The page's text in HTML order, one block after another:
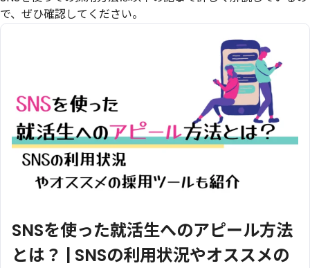
で、ぜひ確認してください。
SNSを使った就活生へのアピール方法
とは？ | SNSの利用状況やオススメの